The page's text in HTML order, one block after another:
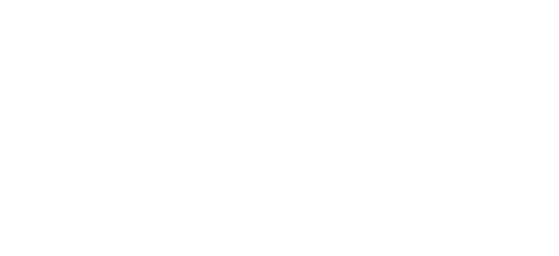
い。
全ての事故、故障に対し保険、保証等は一切無く、商品の返